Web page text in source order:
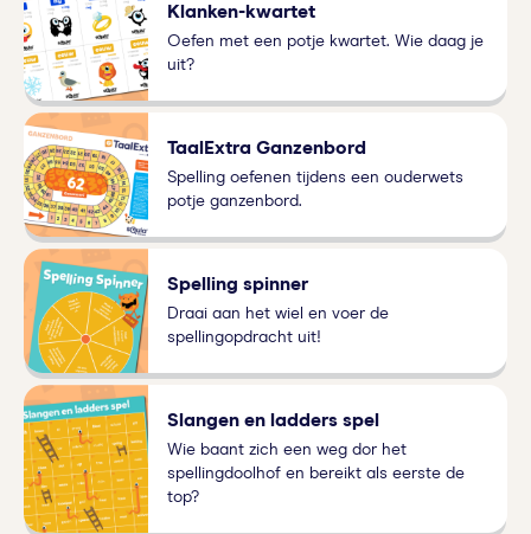
Klanken-kwartet
Oefen met een potje kwartet. Wie daag je
uit?
TaalExtra Ganzenbord
Spelling oefenen tijdens een ouderwets
potje ganzenbord.
Spelling spinner
Draai aan het wiel en voer de
spellingopdracht uit!
Slangen en ladders spel
Wie baant zich een weg dor het
spellingdoolhof en bereikt als eerste de
top?